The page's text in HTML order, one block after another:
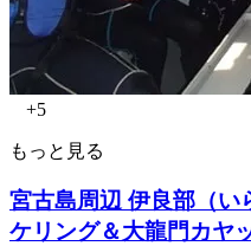
+5
もっと見る
宮古島周辺 伊良部（い
ケリング＆大龍門カヤ